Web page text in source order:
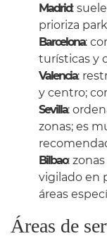
Madrid:
prioriza
Barcelona:
turísticas y
Valencia:
y centro;
Sevilla:
zonas; es
Bilbao:
vigilado en
áreas
Áreas de